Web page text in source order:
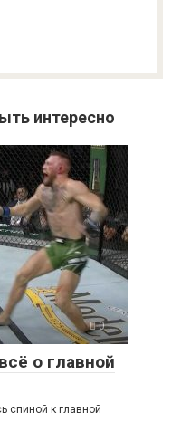
интересно
0
о главной
спиной к главной